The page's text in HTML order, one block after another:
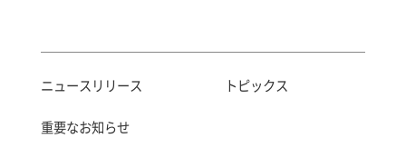
ニュースリリース トピックス
重要なお知らせ